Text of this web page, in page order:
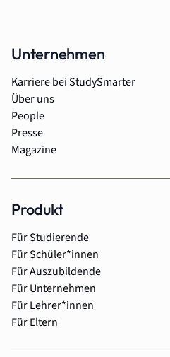
Unternehmen
Karriere bei StudySmarter
Über uns
People
Presse
Magazine
Produkt
Für Studierende
Für Schüler*innen
Für Auszubildende
Für Unternehmen
Für Lehrer*innen
Für Eltern